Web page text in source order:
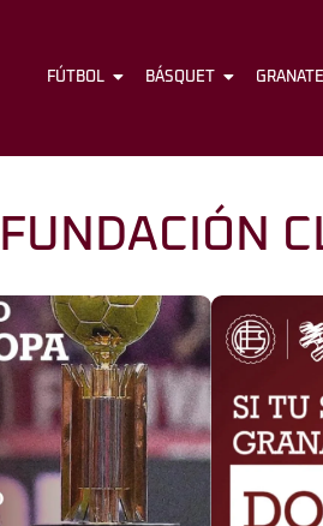
FÚTBOL
FÚTBOL BÁSQUET
FUNDACIÓN